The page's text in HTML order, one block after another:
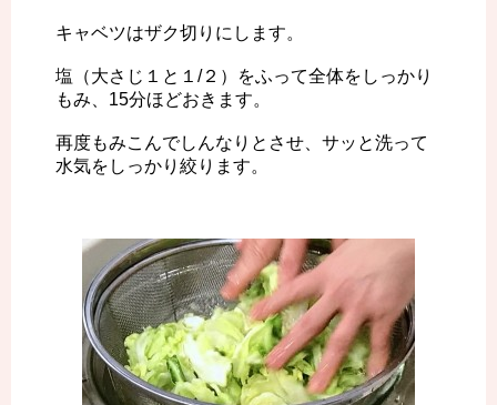
キャベツはザク切りにします。
塩（大さじ１と１/２）をふって全体をしっかり
もみ、15分ほどおきます。
再度もみこんでしんなりとさせ、サッと洗って
水気をしっかり絞ります。